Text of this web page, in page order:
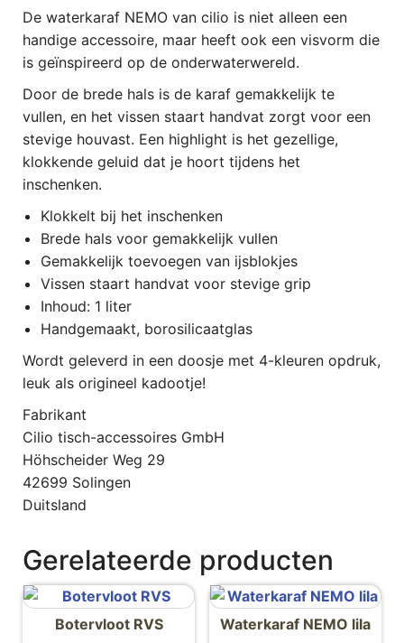
De waterkaraf NEMO van cilio is niet alleen een
handige accessoire, maar heeft ook een visvorm die
is geïnspireerd op de onderwaterwereld.
Door de brede hals is de karaf gemakkelijk te
vullen, en het vissen staart handvat zorgt voor een
stevige houvast. Een highlight is het gezellige,
klokkende geluid dat je hoort tijdens het
inschenken.
Klokkelt bij het inschenken
Brede hals voor gemakkelijk vullen
Gemakkelijk toevoegen van ijsblokjes
Vissen staart handvat voor stevige grip
Inhoud: 1 liter
Handgemaakt, borosilicaatglas
Wordt geleverd in een doosje met 4-kleuren opdruk,
leuk als origineel kadootje!
Fabrikant
Cilio tisch-accessoires GmbH
Höhscheider Weg 29
42699 Solingen
Duitsland
Gerelateerde producten
Botervloot RVS Waterkaraf NEMO lila